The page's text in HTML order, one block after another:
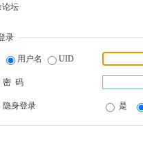
论坛
录
用户名 UID
密 码
隐身登录 是